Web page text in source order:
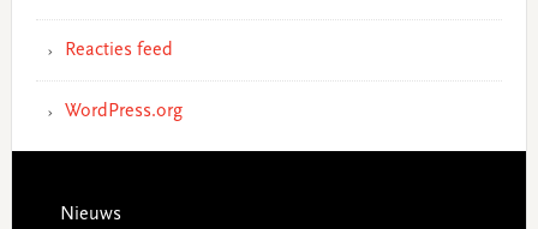
Reacties feed
WordPress.org
Footer
Nieuws